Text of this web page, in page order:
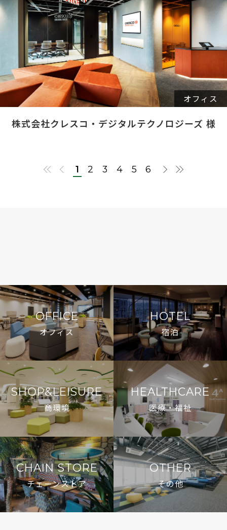
オフィス
株式会社クレスコ・デジタルテクノロジーズ 様
1 2 3 4 5 6
OFFICE
オフィス
HOTEL
宿泊
SHOP&LEISURE
商環境
HEALTHCARE
医療・福祉
CHAIN STORE
チェーンストア
OTHER
その他